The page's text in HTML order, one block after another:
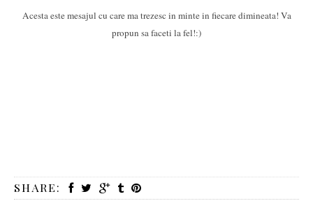
Acesta este mesajul cu care ma trezesc in minte in fiecare dimineata! Va
propun sa faceti la fel!:)
SHARE: